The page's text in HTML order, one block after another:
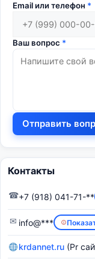
Email или телефон *
Ваш вопрос *
Отправить
Контакты
☎+7 (918) 041-71-**
✉ info@***
krdannet.ru (Pr